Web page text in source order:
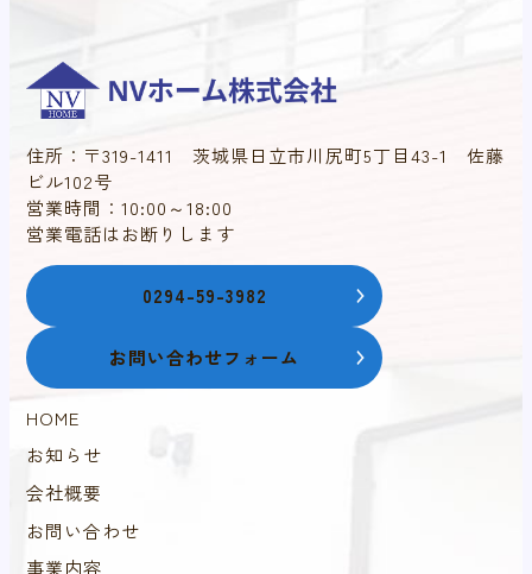
住所：〒319-1411 茨城県日立市川尻町5丁目43-1 佐藤
ビル102号
営業時間：10:00～18:00
営業電話はお断りします
0294-59-3982
お問い合わせフォーム
HOME
お知らせ
会社概要
お問い合わせ
事業内容